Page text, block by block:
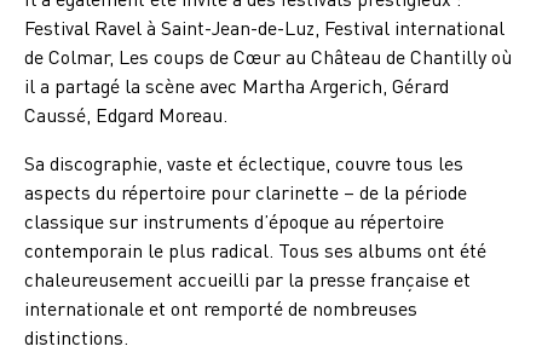
Festival Ravel à Saint-Jean-de-Luz, Festival international
de Colmar, Les coups de Cœur au Château de Chantilly où
il a partagé la scène avec Martha Argerich, Gérard
Caussé, Edgard Moreau.
Sa discographie, vaste et éclectique, couvre tous les
aspects du répertoire pour clarinette – de la période
classique sur instruments d’époque au répertoire
contemporain le plus radical. Tous ses albums ont été
chaleureusement accueilli par la presse française et
internationale et ont remporté de nombreuses
distinctions.